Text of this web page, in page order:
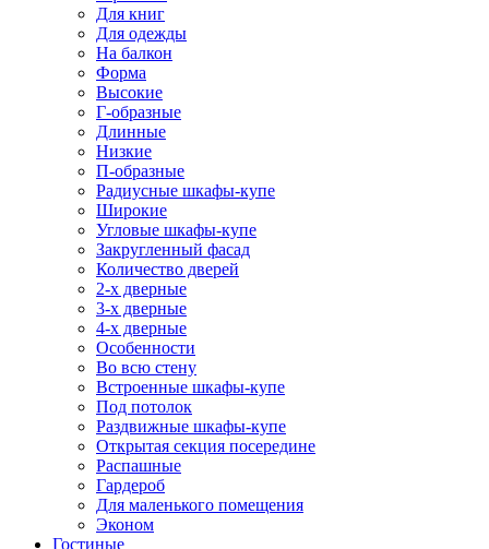
Для книг
Для одежды
На балкон
Форма
Высокие
Г-образные
Длинные
Низкие
П-образные
Радиусные шкафы-купе
Широкие
Угловые шкафы-купе
Закругленный фасад
Количество дверей
2-х дверные
3-х дверные
4-х дверные
Особенности
Во всю стену
Встроенные шкафы-купе
Под потолок
Раздвижные шкафы-купе
Открытая секция посередине
Распашные
Гардероб
Для маленького помещения
Эконом
Гостиные